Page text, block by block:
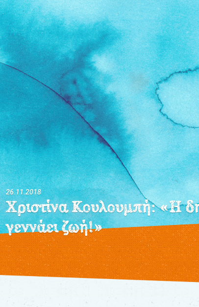
26.11.2018
Χριστίνα Κουλουμπή: «Η
γεννάει ζωή!»